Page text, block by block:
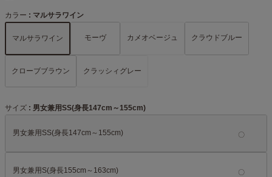
サイズ 男女兼用SS(身長147cm～155cm)
男女兼用SS(身長147cm～155cm)
男女兼用S(身長155cm～163cm)
カラー マルサラワイン
マルサラワイン モーヴ カメオベージュ クラウドブルー
クローブブラウン クラッシィグレー